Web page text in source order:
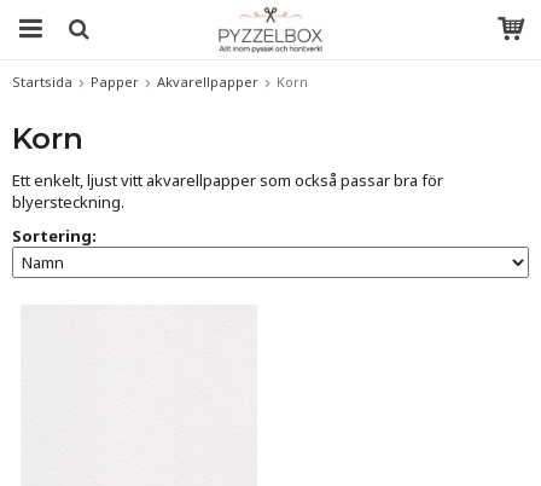
Startsida Papper Akvarellpapper Korn
Korn
Ett enkelt, ljust vitt akvarellpapper som också passar bra för
blyersteckning.
Sortering: